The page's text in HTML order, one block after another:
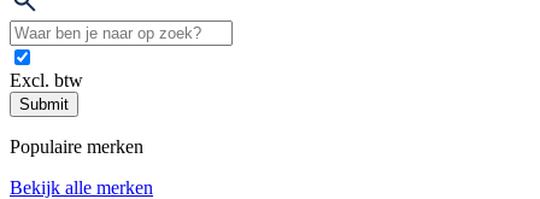
Excl. btw
Submit
Populaire merken
Bekijk alle merken